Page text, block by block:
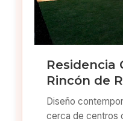
Residencia
Rincón de
Diseño
cerca de centros